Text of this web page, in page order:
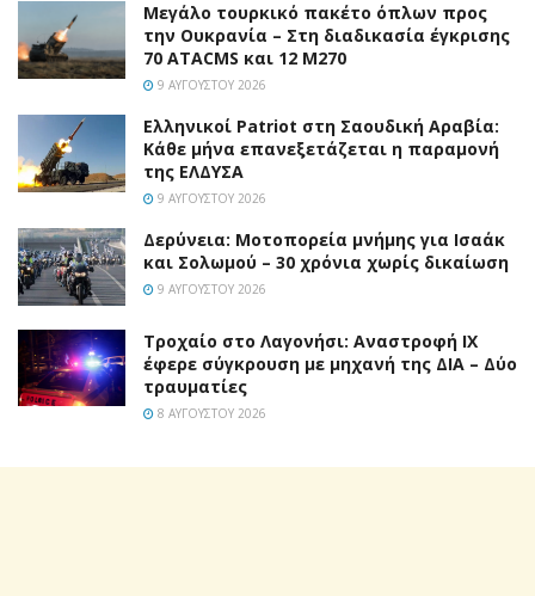
Μεγάλο τουρκικό πακέτο όπλων προς
την Ουκρανία – Στη διαδικασία έγκρισης
70 ATACMS και 12 M270
9 ΑΥΓΟΎΣΤΟΥ 2026
Ελληνικοί Patriot στη Σαουδική Αραβία:
Κάθε μήνα επανεξετάζεται η παραμονή
της ΕΛΔΥΣΑ
9 ΑΥΓΟΎΣΤΟΥ 2026
Δερύνεια: Μοτοπορεία μνήμης για Ισαάκ
και Σολωμού – 30 χρόνια χωρίς δικαίωση
9 ΑΥΓΟΎΣΤΟΥ 2026
Τροχαίο στο Λαγονήσι: Αναστροφή ΙΧ
έφερε σύγκρουση με μηχανή της ΔΙΑ – Δύο
τραυματίες
8 ΑΥΓΟΎΣΤΟΥ 2026